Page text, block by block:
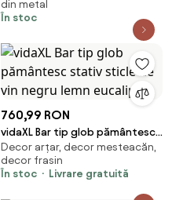
finisaj natural/negru
din metal
În stoc
760,99 RON
vidaXL Bar tip glob pământesc
stativ sticle de vin negru lemn
eucalipt
Decor arțar, decor mesteacăn,
decor frasin
În stoc
Livrare gratuită